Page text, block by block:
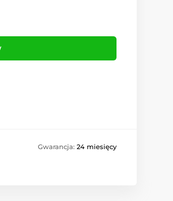
Gwarancja: 24 miesięcy